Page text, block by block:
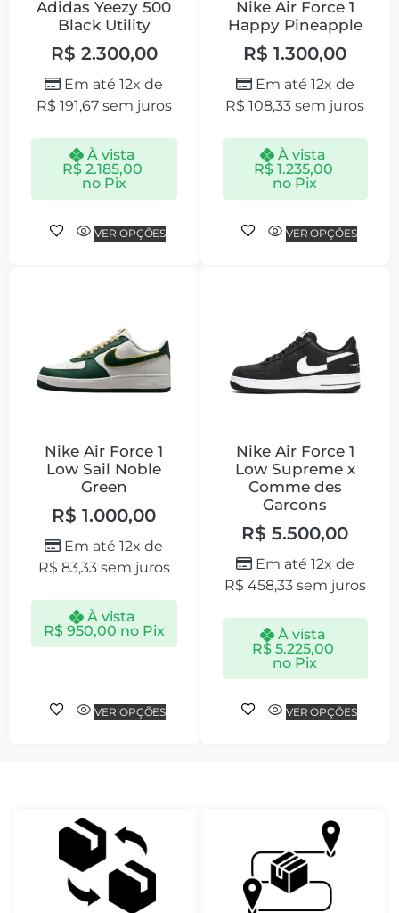
Adidas Yeezy 500
Black Utility
R$ 2.300,00
Em até 12x de
R$ 191,67sem juros
À vista
R$2.185,00
no Pix
VER OPÇÕES
Nike Air Force 1
Happy Pineapple
R$ 1.300,00
Em até 12x de
R$ 108,33 sem juros
À vista
R$1.235,00
no Pix
VER OPÇÕES
Nike Air Force 1
Low Sail Noble
Green
R$ 1.000,00
Em até 12x de
R$ 83,33sem juros
À vista
R$950,00 no Pix
VER OPÇÕES
Nike Air Force 1
Low Supreme x
Comme des
Garcons
R$ 5.500,00
Em até 12x de
R$ 458,33sem juros
À vista
R$ 5.225,00
no Pix
VER OPÇÕES